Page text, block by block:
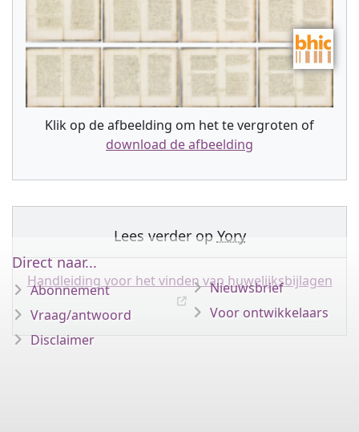
Klik op de afbeelding om het te vergroten of
download de afbeelding
Lees verder op Yory
Handleiding voor het vinden van huwelijksbijlagen
Direct naar...
Abonnement
Vraag/antwoord
Disclaimer
Nieuwsbrief
Voor ontwikkelaars